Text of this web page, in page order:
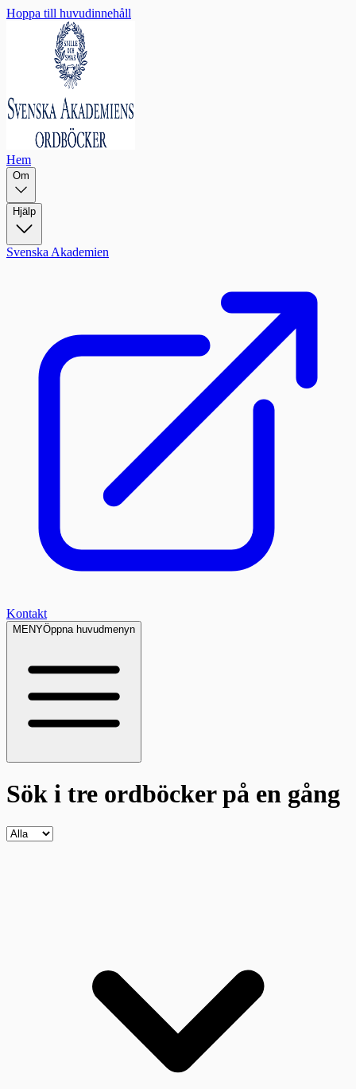
Hoppa till huvudinnehåll
Hem
Om
Hjälp
Svenska Akademien
Kontakt
MENYÖppna huvudmenyn
Sök i tre ordböckerpå en gång